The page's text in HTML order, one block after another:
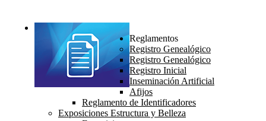
Reglamentos
Registro Genealógico
Registro Genealógico
Registro Inicial
Inseminación Artificial
Afijos
Reglamento de Identificadores
Exposiciones Estructura y Belleza